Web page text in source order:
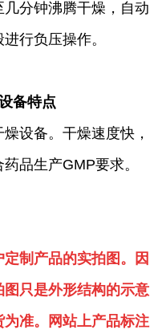
分钟沸腾干燥，自动
行负压操作。
备特点
设备。干燥速度快，
品生产GMP要求。
制产品的实拍图。因
只是外形结构的示意
准。网站上产品标注